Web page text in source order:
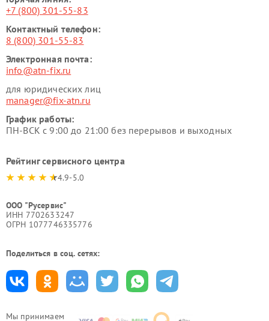
Мы принимаем
+7 (800) 301-55-83
Контактный телефон:
8 (800) 301-55-83
Электронная почта:
info@atn-fix.ru
для юридических лиц
manager@fix-atn.ru
График работы:
ПН-ВСК с 9:00 до 21:00 без перерывов и выходных
Рейтинг сервисного центра
4.9-5.0
ООО "Русервис"
ИНН 7702633247
ОГРН 1077746335776
Поделиться в соц. сетях: